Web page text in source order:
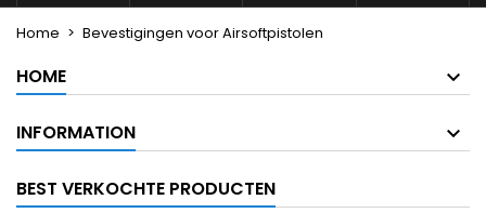
Home Bevestigingen voor Airsoftpistolen
HOME
INFORMATION
BEST VERKOCHTE PRODUCTEN